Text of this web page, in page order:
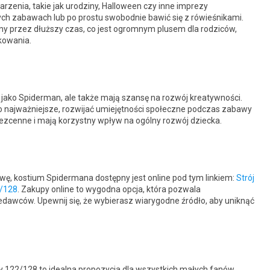
takie jak urodziny, Halloween czy inne imprezy
zabawach lub po prostu swobodnie bawić się z rówieśnikami.
przez dłuższy czas, co jest ogromnym plusem dla rodziców,
Spiderman, ale także mają szansę na rozwój kreatywności.
rozwijać umiejętności społeczne podczas zabawy
i mają korzystny wpływ na ogólny rozwój dziecka.
kostium Spidermana dostępny jest online pod tym linkiem: Strój
128 . Zakupy online to wygodna opcja, która pozwala
Upewnij się, że wybierasz wiarygodne źródło, aby uniknąć